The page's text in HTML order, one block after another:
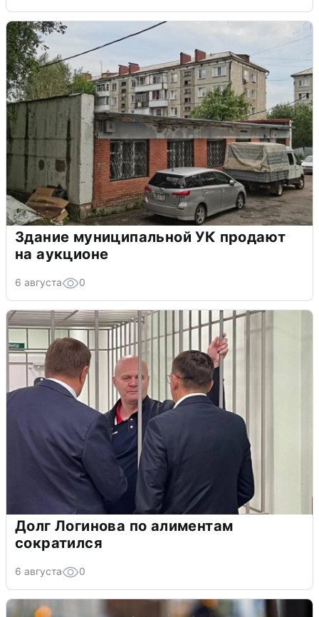
Здание муниципальной УК продают
на аукционе
6 августа 0
Долг Логинова по алиментам
сократился
6 августа 0